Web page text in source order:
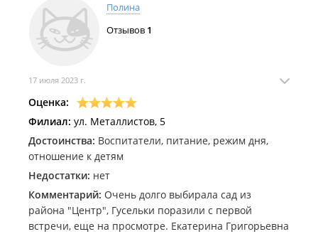
Полина
Отзывов 1
17 июля 2023 г.
Оценка:
Филиал: ул. Металлистов, 5
Достоинства: Воспитатели, питание, режим дня,
отношение к детям
Недостатки: нет
Комментарий: Очень долго выбирала сад из
района "Центр", Гусельки поразили с первой
встречи, еще на просмотре. Екатерина Григорьевна